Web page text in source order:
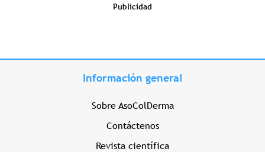
Publicidad
Información general
Sobre AsoColDerma
Contáctenos
Revista científica